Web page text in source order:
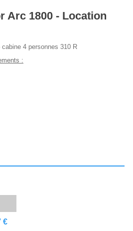
Arc 1800 - Location
cabine 4 personnes 310 R
:
€